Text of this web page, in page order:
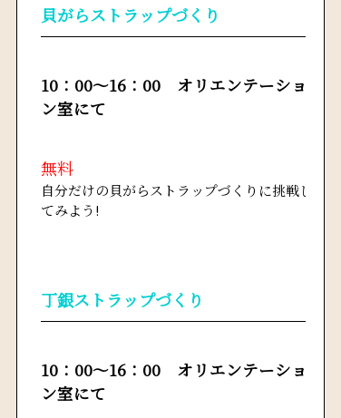
貝がらストラップづくり
10：00～16：00 オリエンテーショ
ン室にて
無料
自分だけの貝がらストラップづくりに挑戦し
てみよう!
丁銀ストラップづくり
10：00～16：00 オリエンテーショ
ン室にて